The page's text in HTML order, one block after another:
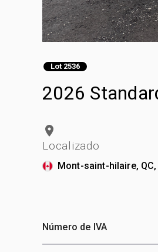
Lot 2536
2026
Localizado
Mont-saint-hilaire, QC,
Número de IVA